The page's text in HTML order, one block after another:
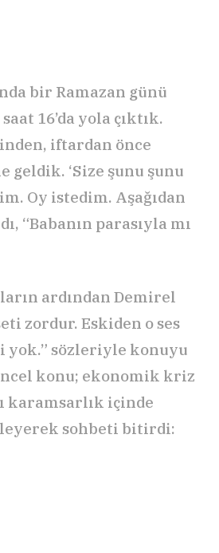
bir Ramazan günü
16’da yola çıktık.
iftardan önce
geldik. ‘Size şunu şunu
Oy istedim. Aşağıdan
“Babanın parasıyla mı
ardından Demirel
zordur. Eskiden o ses
yok.” sözleriyle konuyu
konu; ekonomik kriz
karamsarlık içinde
sohbeti bitirdi: